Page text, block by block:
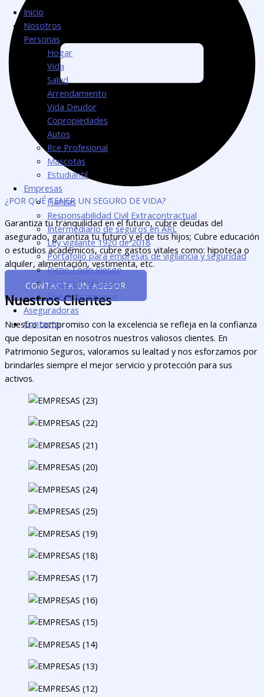
Inicio
Nosotros
Personas
Hogar
Vida
Salud
Arrendamiento
Vida Deudor
Copropiedades
Autos
Rce Profesional
Mascotas
Estudiantil
Empresas
Fianzas
Responsabilidad Civil Extracontractual
Intermediario de seguros en ARL
Ley vigilante 1920 de 2018
Portafolio para empresas de vigilancia y seguridad
Pyme Todo Riesgo
Seguros Colectivos
Líneas Financieras
Aseguradoras
Contacto
¿POR QUÉ TENER UN SEGURO DE VIDA?
Garantiza tu tranquilidad en el futuro, cubre deudas del
asegurado, garantiza tu futuro y el de tus hijos; Cubre educación
o estudios académicos, cubre gastos vitales como: hipoteca o
alquiler, alimentación, vestimenta, etc.
CONTACTA UN ASESOR
Nuestros Clientes
Nuestro compromiso con la excelencia se refleja en la confianza
que depositan en nosotros nuestros valiosos clientes. En
Patrimonio Seguros, valoramos su lealtad y nos esforzamos por
brindarles siempre el mejor servicio y protección para sus
activos.